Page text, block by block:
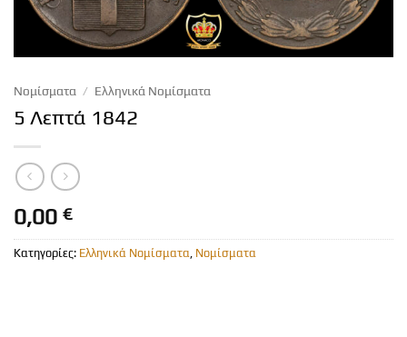
Νομίσματα / Ελληνικά Νομίσματα
5 Λεπτά 1842
0,00 €
Κατηγορίες: Ελληνικά Νομίσματα Νομίσματα